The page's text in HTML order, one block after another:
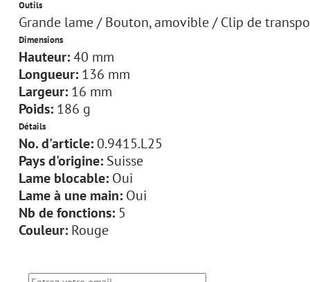
Outils
Grande lame / Bouton, amovible / Clip de
Dimensions
Hauteur:40 mm
Longueur: 136 mm
Largeur: 16 mm
Poids: 186 g
Détails
No. d'article:0.9415.L25
Pays d'origine: Suisse
Lame blocable: Oui
Lame à une main: Oui
Nb de fonctions: 5
Couleur: Rouge